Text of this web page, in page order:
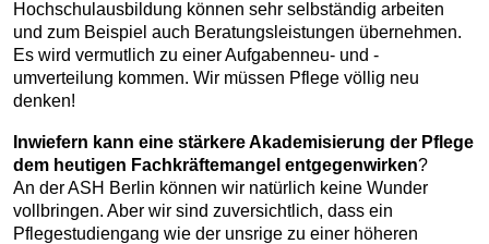
Hochschulausbildung können sehr selbständig arbeiten
und zum Beispiel auch Beratungsleistungen übernehmen.
Es wird vermutlich zu einer Aufgabenneu- und -
umverteilung kommen. Wir müssen Pflege völlig neu
denken!
Inwiefern kann eine stärkere Akademisierung der Pflege
dem heutigen Fachkräftemangel entgegenwirken?
An der ASH Berlin können wir natürlich keine Wunder
vollbringen. Aber wir sind zuversichtlich, dass ein
Pflegestudiengang wie der unsrige zu einer höheren